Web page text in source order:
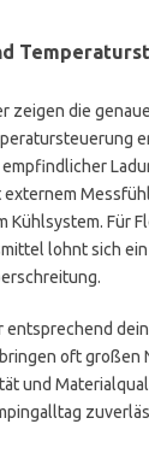
zeigen die
externem
Kühlsystem. Für
lohnt sich
entsprechend
oft großen
und